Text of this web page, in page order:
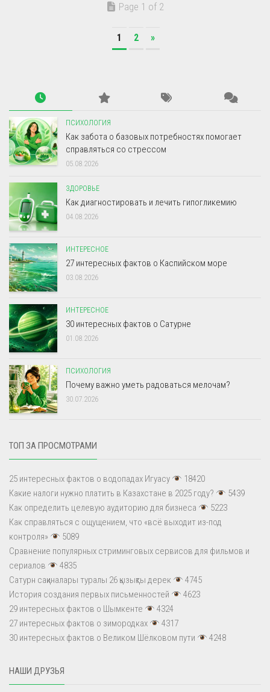
Page 1 of 2
1 2 »
ПСИХОЛОГИЯ
Как забота о базовых потребностях помогает
справляться со стрессом
05.08.2026
ЗДОРОВЬЕ
Как диагностировать и лечить гипогликемию
04.08.2026
ИНТЕРЕСНОЕ
27 интересных фактов о Каспийском море
03.08.2026
ИНТЕРЕСНОЕ
30 интересных фактов о Сатурне
01.08.2026
ПСИХОЛОГИЯ
Почему важно уметь радоваться мелочам?
30.07.2026
ТОП ЗА ПРОСМОТРАМИ
25 интересных фактов о водопадах Игуасу
18420
Какие налоги нужно платить в Казахстане в 2025 году?
5439
Как определить целевую аудиторию для бизнеса
5223
Как справляться с ощущением, что «всё выходит из-под
контроля»
5089
Сравнение популярных стриминговых сервисов для фильмов и
сериалов
4835
Сатурн сақиналары туралы 26 қызықты дерек
4745
История создания первых письменностей
4623
29 интересных фактов о Шымкенте
4324
27 интересных фактов о зимородках
4317
30 интересных фактов о Великом Шёлковом пути
4248
НАШИ ДРУЗЬЯ